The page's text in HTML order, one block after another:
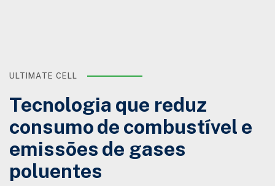
ULTIMATE CELL
Tecnologia que reduz
consumo de combustível e
emissões de gases
poluentes